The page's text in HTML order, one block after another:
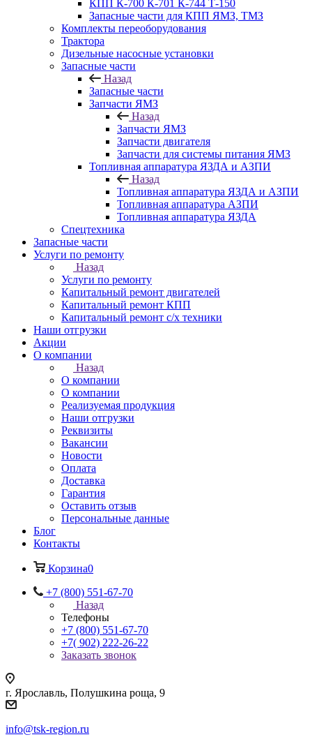
КПП К-700 К-701 К-744 Т-150
Запасные части для КПП ЯМЗ, ТМЗ
Комплекты переоборудования
Трактора
Дизельные насосные установки
Запасные части
Назад
Запасные части
Запчасти ЯМЗ
Назад
Запчасти ЯМЗ
Запчасти двигателя
Запчасти для системы питания ЯМЗ
Топливная аппаратура ЯЗДА и АЗПИ
Назад
Топливная аппаратура ЯЗДА и АЗПИ
Топливная аппаратура АЗПИ
Топливная аппаратура ЯЗДА
Спецтехника
Запасные части
Услуги по ремонту
Назад
Услуги по ремонту
Капитальный ремонт двигателей
Капитальный ремонт КПП
Капитальный ремонт с/х техники
Наши отгрузки
Акции
О компании
Назад
О компании
О компании
Реализуемая продукция
Наши отгрузки
Реквизиты
Вакансии
Новости
Оплата
Доставка
Гарантия
Оставить отзыв
Персональные данные
Блог
Контакты
Корзина0
+7 (800) 551-67-70
Назад
Телефоны
+7 (800) 551-67-70
+7( 902) 222-26-22
Заказать звонок
г. Ярославль, Полушкина роща, 9
info@tsk-region.ru